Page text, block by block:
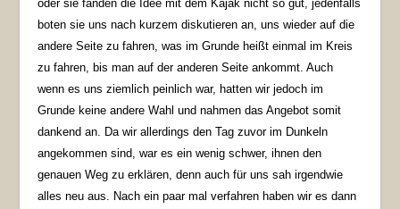
oder sie fanden die Idee mit dem Kajak nicht so gut, jedenfalls
boten sie uns nach kurzem diskutieren an, uns wieder auf die
andere Seite zu fahren, was im Grunde heißt einmal im Kreis
zu fahren, bis man auf der anderen Seite ankommt. Auch
wenn es uns ziemlich peinlich war, hatten wir jedoch im
Grunde keine andere Wahl und nahmen das Angebot somit
dankend an. Da wir allerdings den Tag zuvor im Dunkeln
angekommen sind, war es ein wenig schwer, ihnen den
genauen Weg zu erklären, denn auch für uns sah irgendwie
alles neu aus. Nach ein paar mal verfahren haben wir es dann